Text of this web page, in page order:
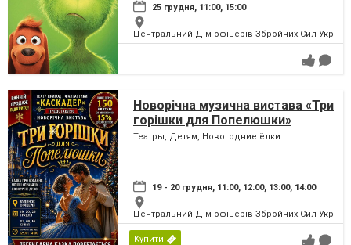
25 грудня, 11:00, 15:00
Центральний Дім офіцерів Збройних Сил
Новорічна музична вистава «Три
горішки для Попелюшки»
Театры, Детям, Новогодние ёлки
19 - 20 грудня, 11:00, 12:00, 13:00, 14:00
Центральний Дім офіцерів Збройних Сил
Купити